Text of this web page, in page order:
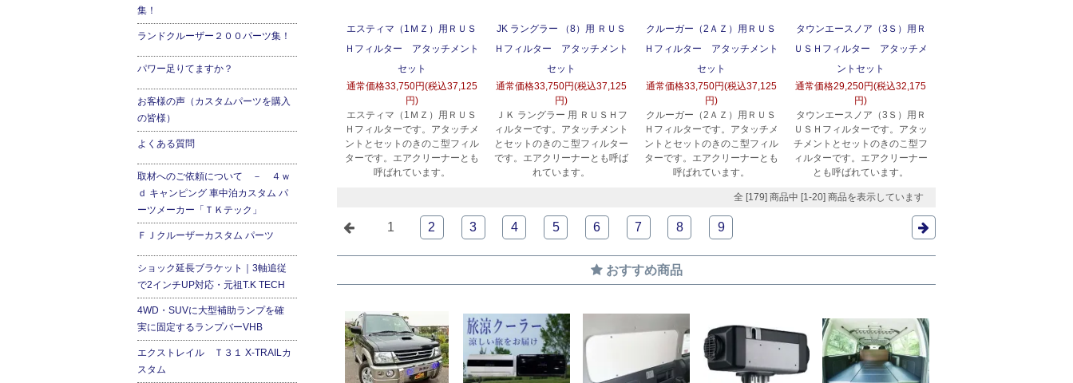
エスティマ（1ＭＺ）用ＲＵＳ
Ｈフィルター アタッチメント
セット
通常価格33,750円(税込37,125
円)
エスティマ（1ＭＺ）用ＲＵＳ
Ｈフィルターです。アタッチメ
ントとセットのきのこ型フィル
ターです。エアクリーナーとも
呼ばれています。
JK ラングラー （8）用 ＲＵＳ
Ｈフィルター アタッチメント
セット
通常価格33,750円(税込37,125
円)
ＪＫ ラングラー 用 ＲＵＳＨフ
ィルターです。アタッチメント
とセットのきのこ型フィルター
です。エアクリーナーとも呼ば
れています。
クルーガー（2ＡＺ）用ＲＵＳ
Ｈフィルター アタッチメント
セット
通常価格33,750円(税込37,125
円)
クルーガー（2ＡＺ）用ＲＵＳ
Ｈフィルターです。アタッチメ
ントとセットのきのこ型フィル
ターです。エアクリーナーとも
呼ばれています。
タウンエースノア（3Ｓ）用Ｒ
ＵＳＨフィルター アタッチメ
ントセット
通常価格29,250円(税込32,175
円)
タウンエースノア（3Ｓ）用Ｒ
ＵＳＨフィルターです。アタッ
チメントとセットのきのこ型フ
ィルターです。エアクリーナー
とも呼ばれています。
全 [179] 商品中 [1-20] 商品を表示しています
1 2 3 4 5 6 7 8 9
おすすめ商品
集！
ランドクルーザー２００パーツ集！
パワー足りてますか？
お客様の声（カスタムパーツを購入
の皆様）
よくある質問
取材へのご依頼について － ４ｗ
ｄ キャンピング 車中泊カスタム パ
ーツメーカー「ＴＫテック」
ＦＪクルーザーカスタム パーツ
ショック延長ブラケット｜3軸追従
で2インチUP対応・元祖T.K TECH
4WD・SUVに大型補助ランプを確
実に固定するランプバーVHB
エクストレイル Ｔ３１ X-TRAILカ
スタム